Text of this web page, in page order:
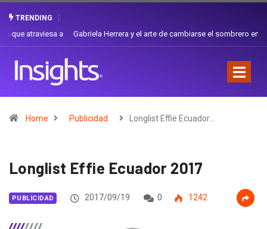
TRENDING
Gabriela Herrera y el arte de cambiarse el sombrero en Corporación
Home Publicidad Longlist Effie Ecuador…
Longlist Effie Ecuador 2017
PUBLICIDAD 2017/09/19 0 1242